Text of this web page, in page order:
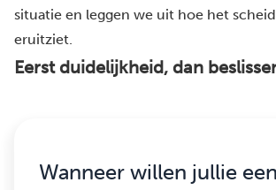
situatie en leggen we uit hoe het
eruitziet.
Eerst duidelijkheid, dan
Wanneer willen jullie een